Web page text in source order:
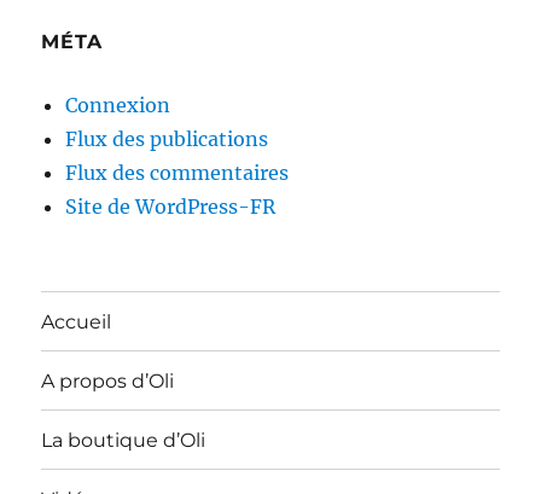
MÉTA
Connexion
Flux des publications
Flux des commentaires
Site de WordPress-FR
Accueil
A propos d’Oli
La boutique d’Oli